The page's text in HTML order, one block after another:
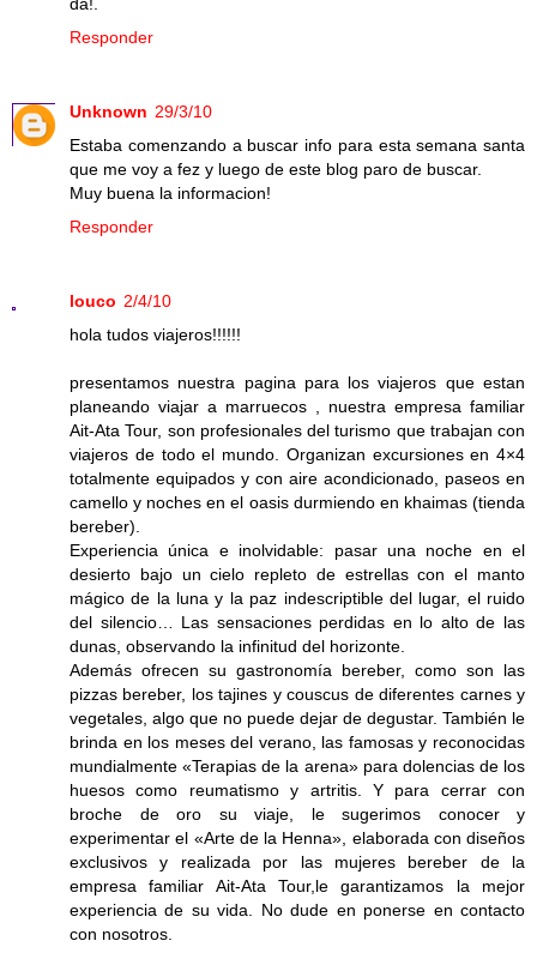
Responder
Unknown 29/3/10
Estaba comenzando a buscar info para esta semana santa
que me voy a fez y luego de este blog paro de buscar.
Muy buena la informacion!
Responder
louco 2/4/10
hola tudos viajeros!!!!!!
presentamos nuestra pagina para los viajeros que estan
planeando viajar a marruecos , nuestra empresa familiar
Ait-Ata Tour, son profesionales del turismo que trabajan con
viajeros de todo el mundo. Organizan excursiones en 4×4
totalmente equipados y con aire acondicionado, paseos en
camello y noches en el oasis durmiendo en khaimas (tienda
bereber).
Experiencia única e inolvidable: pasar una noche en el
desierto bajo un cielo repleto de estrellas con el manto
mágico de la luna y la paz indescriptible del lugar, el ruido
del silencio… Las sensaciones perdidas en lo alto de las
dunas, observando la infinitud del horizonte.
Además ofrecen su gastronomía bereber, como son las
pizzas bereber, los tajines y couscus de diferentes carnes y
vegetales, algo que no puede dejar de degustar. También le
brinda en los meses del verano, las famosas y reconocidas
mundialmente «Terapias de la arena» para dolencias de los
huesos como reumatismo y artritis. Y para cerrar con
broche de oro su viaje, le sugerimos conocer y
experimentar el «Arte de la Henna», elaborada con diseños
exclusivos y realizada por las mujeres bereber de la
empresa familiar Ait-Ata Tour,le garantizamos la mejor
experiencia de su vida. No dude en ponerse en contacto
con nosotros.